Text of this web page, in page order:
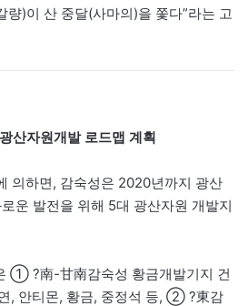
량)이 산 중달(사마의)을 쫓다”라는 고
산자원개발 로드맵 계획
의하면, 감숙성은 2020년까지 광산
운 발전을 위해 5대 광산자원 개발지
① ?南-甘南감숙성 황금개발기지 건
, 안티몬, 황금, 중정석 등, ② ?東감